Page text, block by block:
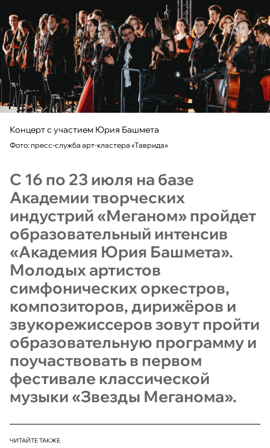
Концерт с участием Юрия Башмета
Фото: пресс-служба арт-кластера «Таврида»
С 16 по 23 июля на базе
Академии творческих
индустрий «Меганом» пройдет
образовательный интенсив
«Академия Юрия Башмета».
Молодых артистов
симфонических оркестров,
композиторов, дирижёров и
звукорежиссеров зовут пройти
образовательную программу и
поучаствовать в первом
фестивале классической
музыки «Звезды Меганома».
ЧИТАЙТЕ ТАКЖЕ